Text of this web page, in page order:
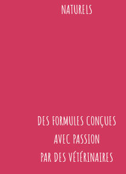
NATURELS
DES FORMULES CONÇUES
AVEC PASSION
PAR DES VÉTÉRINAIRES